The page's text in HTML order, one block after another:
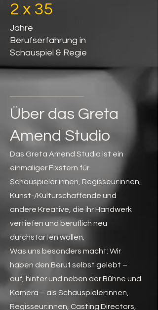
2 x 35
Jahre
Berufserfahrung in
Schauspiel & Regie
Über das Greta
Amend Studio
Das Greta Amend Studio ist ein
einmaliger Fixstern für
Schauspieler:innen, Regisseur:innen,
Kunst-/Kulturschaffende und
andere Kreative, die ihr Handwerk
vertiefen und beruflich neu
durchstarten wollen.
Was uns besonders macht: Wir
haben den Beruf selbst gelebt –
auf, hinter und neben der Bühne und
Kamera – als Schauspieler:innen,
Regisseur:innen, Casting Directors,